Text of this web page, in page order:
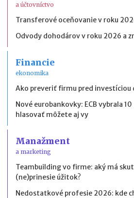
a účtovníctvo
Transferové oceňovanie v roku
Odvody dohodárov v roku 2026 a
Financie
ekonomika
Ako preveriť firmu pred investíciou
Nové eurobankovky: ECB vybrala
hlasovať môžete aj vy
Manažment
a marketing
Teambuilding vo firme: aký má
(ne)prinesie úžitok?
Nedostatkové profesie 2026: kde